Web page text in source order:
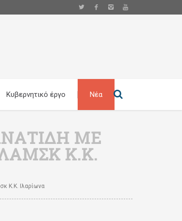
Κυβερνητικό έργο Νέα
ΜΕ
Κ.Κ.
Κ.κ. Ιλαρίωνα